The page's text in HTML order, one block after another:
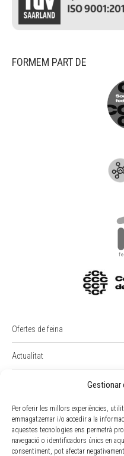
Gestionar
Per oferir les millors experiències,
emmagatzemar i/o accedir a la
aquestes tecnologies ens permetrà
navegació o identificadors únics en
consentiment, pot afectar
FORMEM PART DE
Ofertes de feina
Actualitat
Intranet
Portal Empleat